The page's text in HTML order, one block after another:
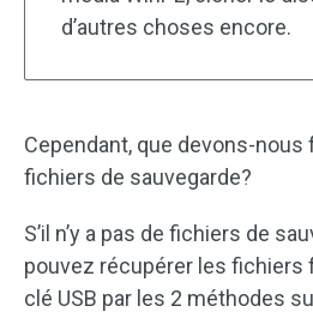
d’autres choses encore.
Cependant, que devons-nous
fichiers de sauvegarde?
S’il n’y a pas de fichiers de
pouvez récupérer les fichiers
clé USB par les 2 méthodes